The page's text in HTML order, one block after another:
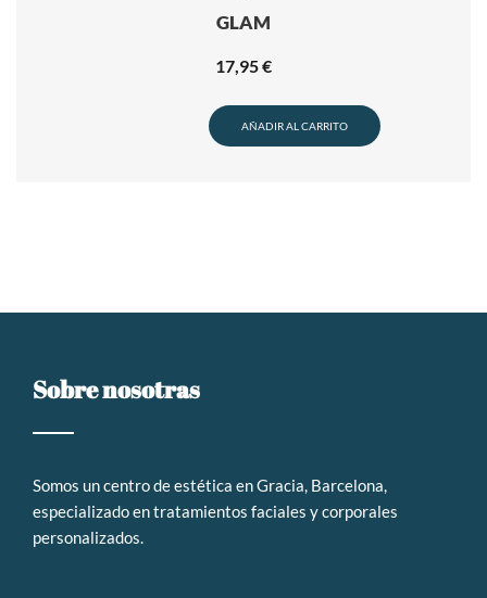
GLAM
17,95€
AÑADIR AL CARRITO
Sobre nosotras
Somos uncentro de estética en Gracia, Barcelona,
especializado en tratamientos faciales y corporales
personalizados.